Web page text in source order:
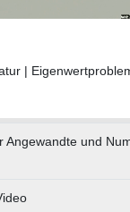
|
Angewandte und